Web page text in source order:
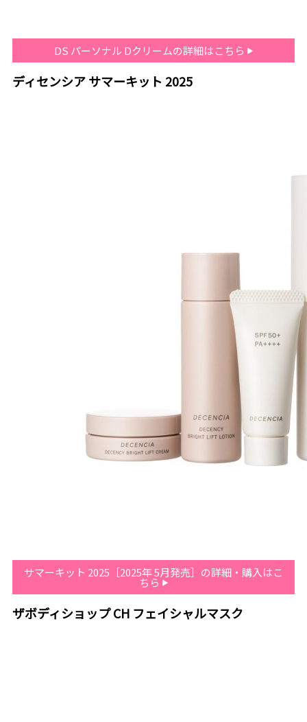
DS パーソナル Dクリームの詳細はこちら
ディセンシア サマーキット 2025
サマーキット 2025［2025年 5月発売］の詳細・購入はこ
ちら
ザボディショップ CH フェイシャルマスク